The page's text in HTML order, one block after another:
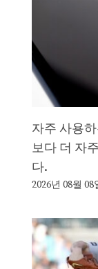
자주 사용
보다 더 자
다.
2026년 08월 08